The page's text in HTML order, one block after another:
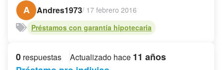
A
Andres1973/ 17 febrero 2016
Préstamos con garantía hipotecaria
0 respuestas Actualizado hace 11 años